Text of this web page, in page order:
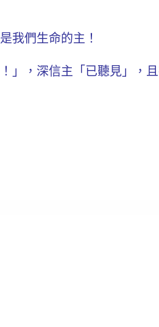
我們生命的主 ！
」，深信主「已聽見」，